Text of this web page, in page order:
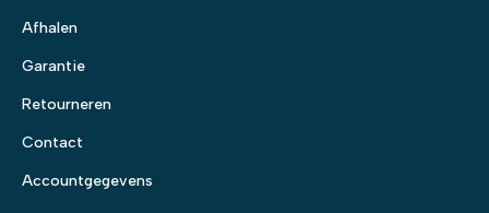
Afhalen
Garantie
Retourneren
Contact
Accountgegevens